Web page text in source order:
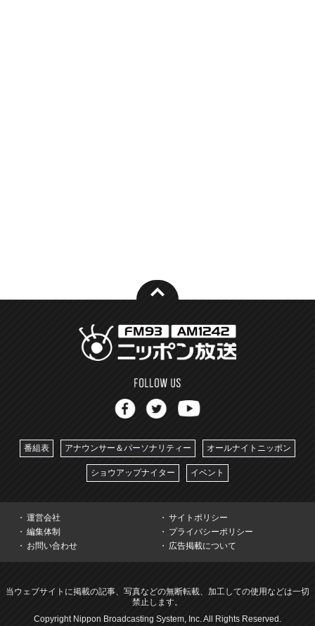
番組表 アナウンサー＆パーソナリティー オールナイトニッポン
ショウアップナイター イベント
運営会社
サイトポリシー
編集体制
プライバシーポリシー
お問い合わせ
広告掲載について
当ウェブサイトに掲載の記事、写真などの無断転載、加工しての使用などは一切
禁止します。
Copyright Nippon Broadcasting System, Inc. All Rights Reserved.